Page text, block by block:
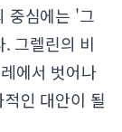
중심에는 '그
그렐린의 비
에서 벗어나
인 대안이 될